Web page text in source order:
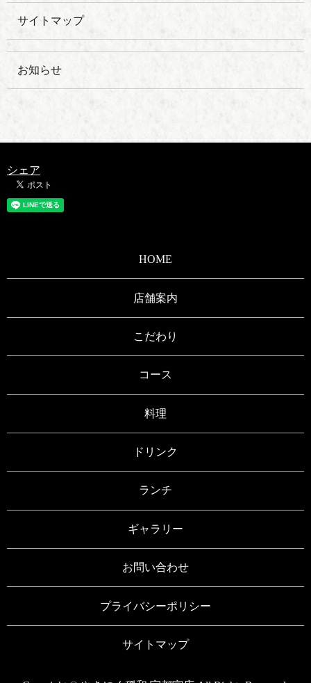
サイトマップ
お知らせ
シェア
HOME
店舗案内
こだわり
コース
料理
ドリンク
ランチ
ギャラリー
お問い合わせ
プライバシーポリシー
サイトマップ